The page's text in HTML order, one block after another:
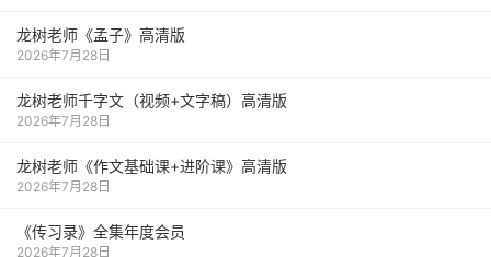
龙树老师《孟子》高清版
2026年7月28日
龙树老师千字文（视频+文字稿）高清版
2026年7月28日
龙树老师《作文基础课+进阶课》高清版
2026年7月28日
《传习录》全集年度会员
2026年7月28日